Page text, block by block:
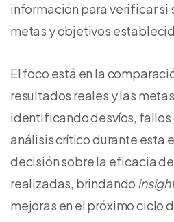
información para verificar si
metas y objetivos
El foco está en la
resultados reales y las
identificando desvíos, fallos
análisis crítico durante esta
decisión sobre la eficacia
realizadas, brindando
mejoras en el próximo ciclo